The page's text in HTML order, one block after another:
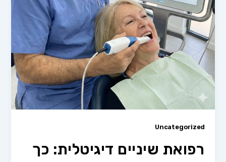
Uncategorized
רפואת שיניים דיגיטלית: כך